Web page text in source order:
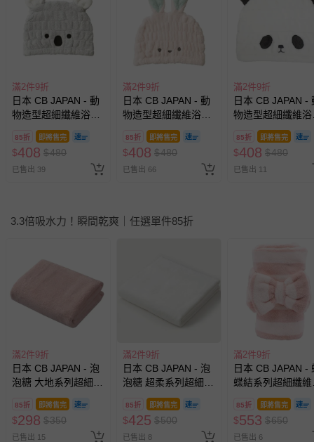
滿2件9折
日本 CB JAPAN - 動
物造型超細纖維浴帽-
無尾熊灰 (W220 X
D210 X H15mm)
85折 即將售完
$408 $480
已售出 39
滿2件9折
日本 CB JAPAN - 動
物造型超細纖維浴帽-
小白兔粉 (W220 X
D270 X H15mm)
85折 即將售完
$408 $480
已售出 66
滿2件9折
日本 CB JAPAN -
物造型超細纖維浴
熊貓白 (W230 X
D200 X H15mm)
85折 即將售完
$408 $480
已售出 11
3.3倍吸水力！瞬間乾爽｜任選單件85折
滿2件9折
日本 CB JAPAN - 泡
泡糖 大地系列超細纖
維4倍吸水擦頭巾-大
地粉 (W100xH40cm)
85折 即將售完
$298 $350
已售出 15
滿2件9折
日本 CB JAPAN - 泡
泡糖 超柔系列超細纖
維3倍吸水浴巾-典雅
白 (W1200 X
H600mm)
85折 即將售完
$425 $500
已售出 8
滿2件9折
日本 CB JAPAN -
蝶結系列超細纖維
頭巾+髮帶2件組-
心粉 (W1000 X
H400mm)
85折 即將售完
$553 $650
已售出 6